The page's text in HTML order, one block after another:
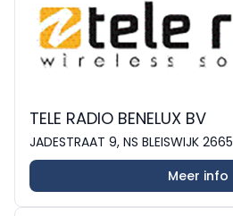
TELE RADIO BENELUX BV
JADESTRAAT 9, NS BLEISWIJK 2665
Meer info